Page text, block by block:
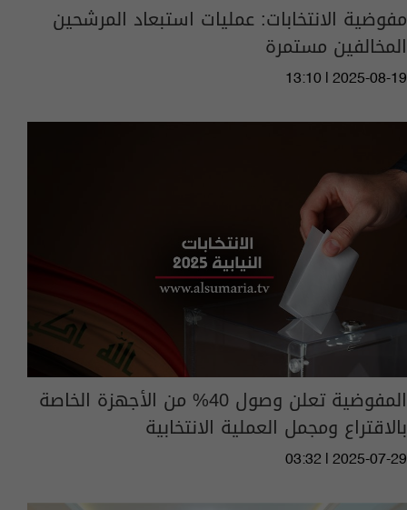
مفوضية الانتخابات: عمليات استبعاد المرشحين
المخالفين مستمرة
13:10 | 2025-08-19
المفوضية تعلن وصول 40% من الأجهزة الخاصة
بالاقتراع ومجمل العملية الانتخابية
03:32 | 2025-07-29